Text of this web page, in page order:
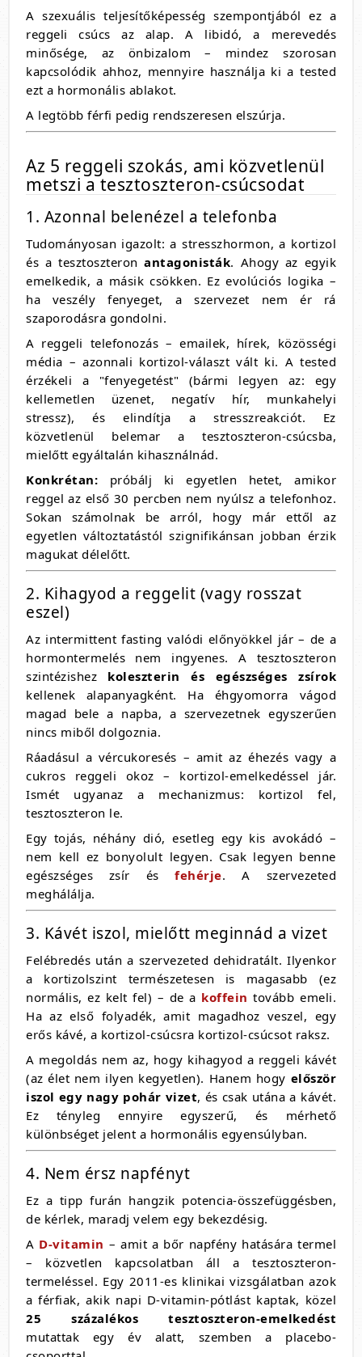
A szexuális teljesítőképesség szempontjából ez a
reggeli csúcs az alap. A libidó, a merevedés
minősége, az önbizalom – mindez szorosan
kapcsolódik ahhoz, mennyire használja ki a tested
ezt a hormonális ablakot.
A legtöbb férfi pedig rendszeresen elszúrja.
Az 5 reggeli szokás, ami közvetlenül
metszi a tesztoszteron-csúcsodat
1. Azonnal belenézel a telefonba
Tudományosan igazolt: a stresszhormon, a kortizol
és a tesztoszteronantagonisták. Ahogy az egyik
emelkedik, a másik csökken. Ez evolúciós logika –
ha veszély fenyeget, a szervezet nem ér rá
szaporodásra gondolni.
A reggeli telefonozás – emailek, hírek, közösségi
média – azonnali kortizol-választ vált ki. A tested
érzékeli a "fenyegetést" (bármi legyen az: egy
kellemetlen üzenet, negatív hír, munkahelyi
stressz), és elindítja a stresszreakciót. Ez
közvetlenül belemar a tesztoszteron-csúcsba,
mielőtt egyáltalán kihasználnád.
Konkrétan: próbálj ki egyetlen hetet, amikor
reggel az első 30 percben nem nyúlsz a telefonhoz.
Sokan számolnak be arról, hogy már ettől az
egyetlen változtatástól szignifikánsan jobban érzik
magukat délelőtt.
2. Kihagyod a reggelit (vagy rosszat
eszel)
Az intermittent fasting valódi előnyökkel jár – de a
hormontermelés nem ingyenes. A tesztoszteron
szintézishez koleszterin és egészséges zsírok
kellenek alapanyagként. Ha éhgyomorra vágod
magad bele a napba, a szervezetnek egyszerűen
nincs miből dolgoznia.
Ráadásul a vércukoresés – amit az éhezés vagy a
cukros reggeli okoz – kortizol-emelkedéssel jár.
Ismét ugyanaz a mechanizmus: kortizol fel,
tesztoszteron le.
Egy tojás, néhány dió, esetleg egy kis avokádó –
nem kell ez bonyolult legyen. Csak legyen benne
egészséges zsír ésfehérje. A szervezeted
meghálálja.
3. Kávét iszol, mielőtt meginnád a vizet
Felébredés után a szervezeted dehidratált. Ilyenkor
a kortizolszint természetesen is magasabb (ez
normális, ez kelt fel) – de a koffein tovább emeli.
Ha az első folyadék, amit magadhoz veszel, egy
erős kávé, a kortizol-csúcsra kortizol-csúcsot raksz.
A megoldás nem az, hogy kihagyod a reggeli kávét
(az élet nem ilyen kegyetlen). Hanem hogy először
iszol egy nagy pohár vizet, és csak utána a kávét.
Ez tényleg ennyire egyszerű, és mérhető
különbséget jelent a hormonális egyensúlyban.
4. Nem érsz napfényt
Ez a tipp furán hangzik potencia-összefüggésben,
de kérlek, maradj velem egy bekezdésig.
A D-vitamin – amit a bőr napfény hatására termel
– közvetlen kapcsolatban áll a tesztoszteron-
termeléssel. Egy 2011-es klinikai vizsgálatban azok
a férfiak, akik napi D-vitamin-pótlást kaptak, közel
25 százalékos tesztoszteron-emelkedést
mutattak egy év alatt, szemben a placebo-